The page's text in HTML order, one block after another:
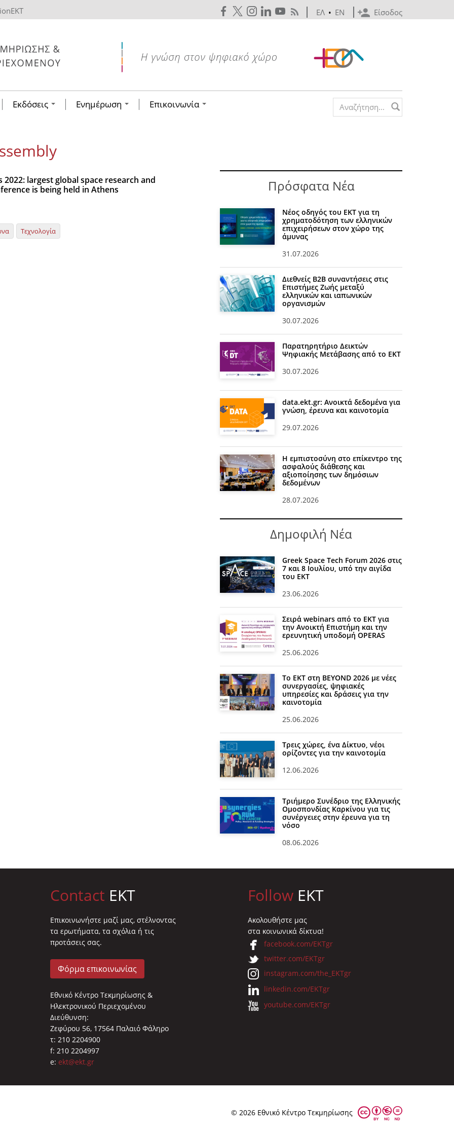
Είσοδος
ΕΛ • EN
Εκδόσεις Ενημέρωση Επικοινωνία Search form
2022: largest global space research and
is being held in Athens
Τεχνολογία
Πρόσφατα Νέα
Νέος οδηγός του ΕΚΤ για τη
χρηματοδότηση των ελληνικών
επιχειρήσεων στον χώρο της
άμυνας
31.07.2026
Διεθνείς Β2Β συναντήσεις στις
Επιστήμες Ζωής μεταξύ
ελληνικών και ιαπωνικών
οργανισμών
30.07.2026
Παρατηρητήριο Δεικτών
Ψηφιακής Μετάβασης από το ΕΚΤ
30.07.2026
data.ekt.gr: Ανοικτά δεδομένα για
γνώση, έρευνα και καινοτομία
29.07.2026
Η εμπιστοσύνη στο επίκεντρο της
ασφαλούς διάθεσης και
αξιοποίησης των δημόσιων
δεδομένων
28.07.2026
Δημοφιλή Νέα
Greek Space Tech Forum 2026 στις
7 και 8 Ιουλίου, υπό την αιγίδα
του ΕΚΤ
23.06.2026
Σειρά webinars από το ΕΚΤ για
την Ανοικτή Επιστήμη και την
ερευνητική υποδομή OPERAS
25.06.2026
Το ΕΚΤ στη BEYOND 2026 με νέες
συνεργασίες, ψηφιακές
υπηρεσίες και δράσεις για την
καινοτομία
25.06.2026
Τρεις χώρες, ένα Δίκτυο, νέοι
ορίζοντες για την καινοτομία
12.06.2026
Τριήμερο Συνέδριο της Ελληνικής
Ομοσπονδίας Καρκίνου για τις
συνέργειες στην έρευνα για τη
νόσο
08.06.2026
Contact EKT
Επικοινωνήστε μαζί μας, στέλνοντας
τα ερωτήματα, τα σχόλια ή τις
προτάσεις σας.
Φόρμα επικοινωνίας
Εθνικό Κέντρο Τεκμηρίωσης &
Ηλεκτρονικού Περιεχομένου
Διεύθυνση:
Ζεφύρου 56, 17564 Παλαιό Φάληρο
τ: 210 2204900
f: 210 2204997
e: ekt@ekt.gr
Follow EKT
Ακολουθήστε μας
στα κοινωνικά δίκτυα!
facebook.com/EKTgr
twitter.com/EKTgr
instagram.com/the_EKTgr
linkedin.com/EKTgr
youtube.com/EKTgr
© 2026 Eθνικό Κέντρο Τεκμηρίωσης